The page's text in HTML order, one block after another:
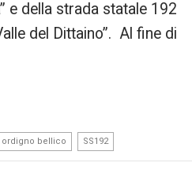
e della strada statale 192
del Dittaino”. Al fine di
ordigno bellico SS192